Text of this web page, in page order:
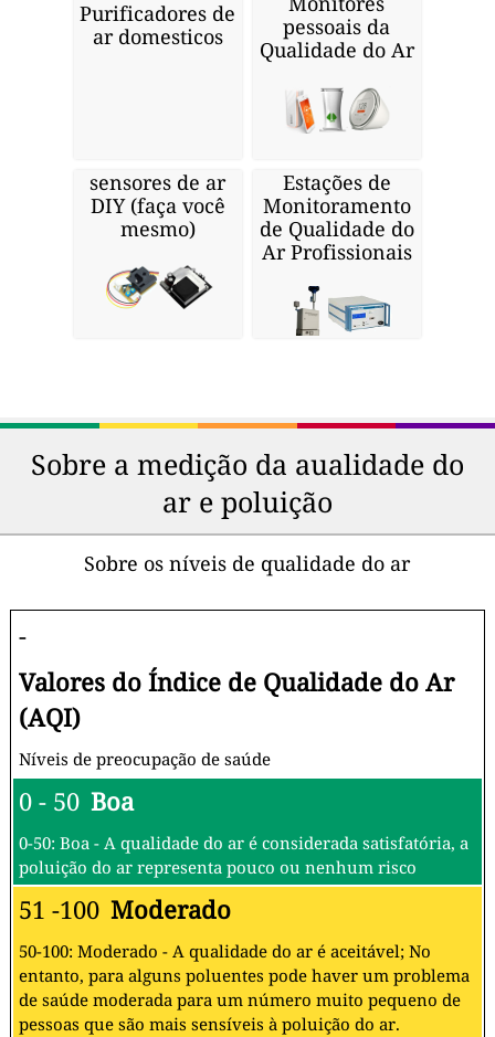
Purificadores de
ar domesticos
pessoais da
Qualidade do Ar
sensores de ar
DIY (faça você
mesmo)
Estações de
Monitoramento
de Qualidade do
Ar Profissionais
Sobre a medição da aualidade do
ar e poluição
Sobre os níveis de qualidade do ar
-
Valores do Índice de Qualidade do Ar
(AQI)
Níveis de preocupação de saúde
0 - 50 Boa
0-50: Boa - A qualidade do ar é considerada satisfatória, a
poluição do ar representa pouco ou nenhum risco
51 -100 Moderado
50-100: Moderado - A qualidade do ar é aceitável; No
entanto, para alguns poluentes pode haver um problema
de saúde moderada para um número muito pequeno de
pessoas que são mais sensíveis à poluição do ar.